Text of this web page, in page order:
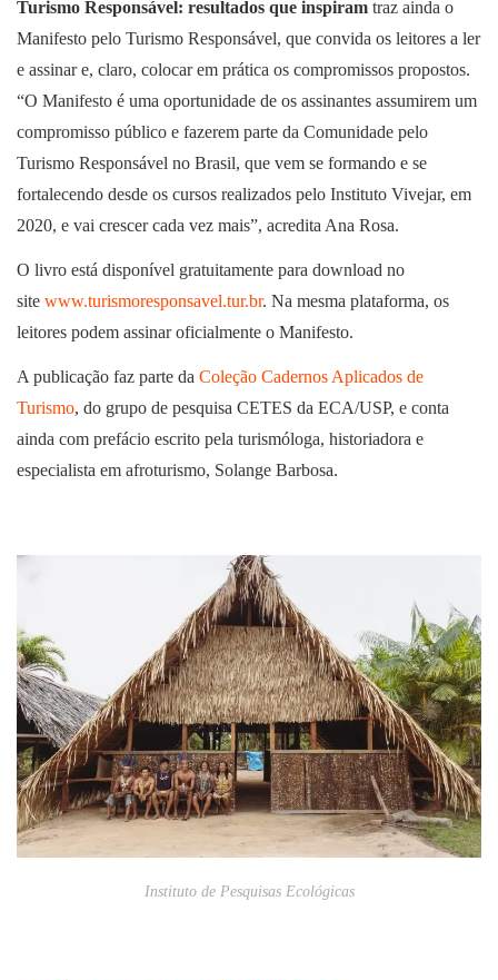
Turismo Responsável: resultados que inspiram traz ainda o
Manifesto pelo Turismo Responsável, que convida os leitores a ler
e assinar e, claro, colocar em prática os compromissos propostos.
“O Manifesto é uma oportunidade de os assinantes assumirem um
compromisso público e fazerem parte da Comunidade pelo
Turismo Responsável no Brasil, que vem se formando e se
fortalecendo desde os cursos realizados pelo Instituto Vivejar, em
2020, e vai crescer cada vez mais”, acredita Ana Rosa.
O livro está disponível gratuitamente para download no
site www.turismoresponsavel.tur.br. Na mesma plataforma, os
leitores podem assinar oficialmente o Manifesto.
A publicação faz parte da Coleção Cadernos Aplicados de
Turismo, do grupo de pesquisa CETES da ECA/USP, e conta
ainda com prefácio escrito pela turismóloga, historiadora e
especialista em afroturismo, Solange Barbosa.
Instituto de Pesquisas Ecológicas